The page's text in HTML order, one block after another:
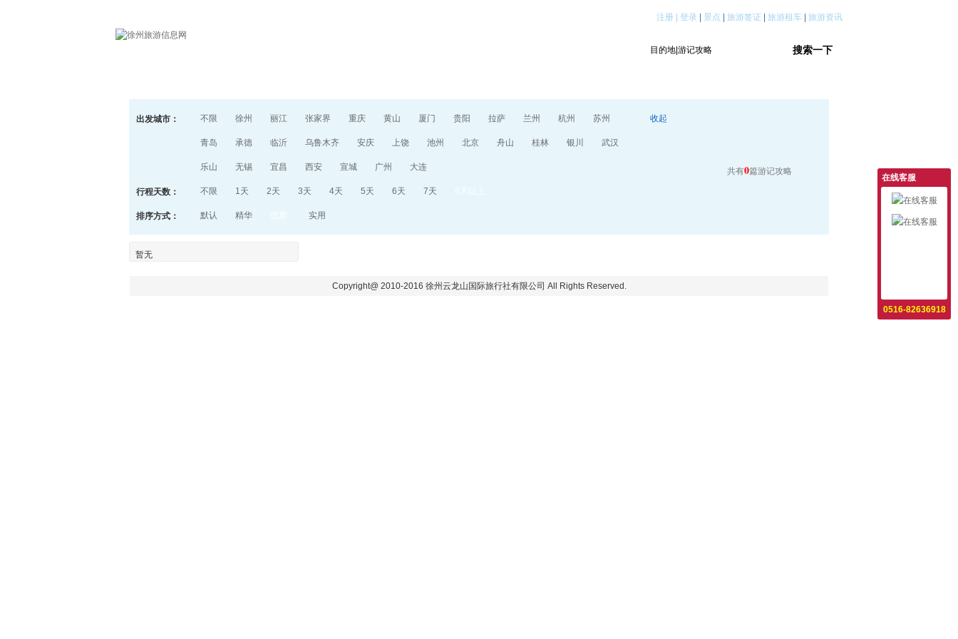
注册 登录 景点 旅游签证 旅游租车 旅游资讯
出发城市： 不限 徐州 丽江 张家界 重庆 黄山 厦门 贵阳 拉萨 兰州 杭州 苏州
青岛 承德 临沂 乌鲁木齐 安庆 上饶 池州 北京 舟山 桂林 银川 武汉
乐山 无锡 宜昌 西安 宣城 广州 大连
收起
行程天数： 不限 1天 2天 3天 4天 5天 6天 7天
排序方式： 默认 精华 实用
共有0篇游记攻略
暂无
Copyright@ 2010-2016 徐州云龙山国际旅行社有限公司 All Rights Reserved.
在线客服
0516-82636918